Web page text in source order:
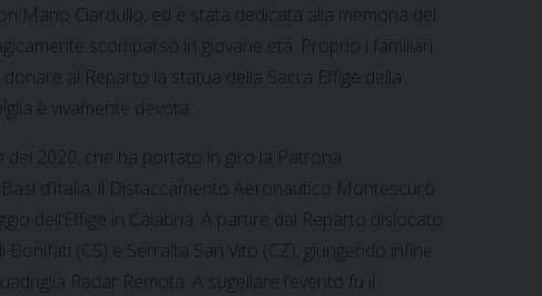
Mario Ciardullo, ed è stata dedicata alla memoria del
scomparso in giovane età. Proprio i familiari
al Reparto la statua della Sacra Effige della
è vivamente devota.
del 2020, che ha portato in giro la Patrona
d’Italia, il Distaccamento Aeronautico Montescuro
dell’Effige in Calabria. A partire dal Reparto dislocato
Bonifati (CS) e Serralta San Vito (CZ), giungendo infine
Radar Remota. A sugellare l’evento fu il